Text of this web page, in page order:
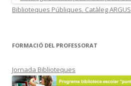
Biblioteques Públiques. Catàleg ARGUS
FORMACIÓ DEL PROFESSORAT
Jornada Biblioteques